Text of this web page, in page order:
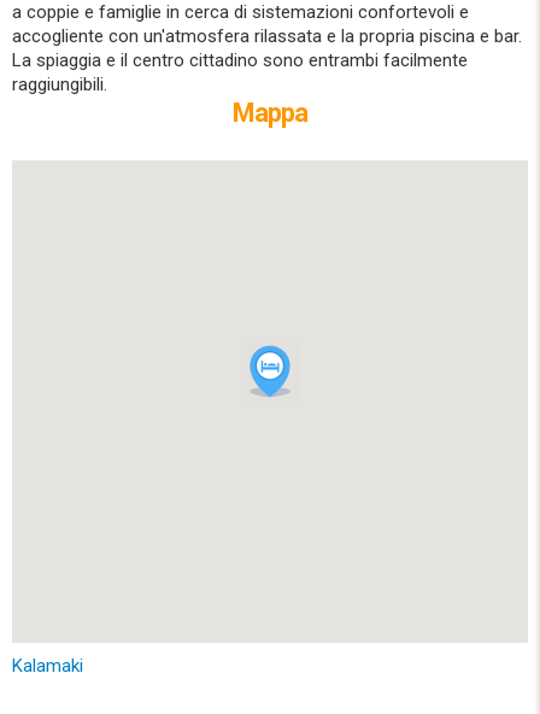
a coppie e famiglie in cerca di sistemazioni confortevoli e
accogliente con un'atmosfera rilassata e la propria piscina e bar.
La spiaggia e il centro cittadino sono entrambi facilmente
raggiungibili.
Mappa
Kalamaki